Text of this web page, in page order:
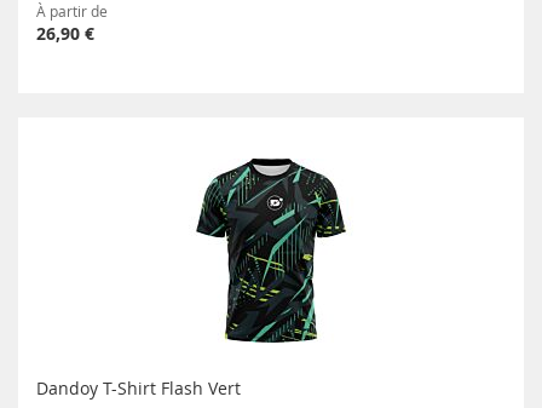
À partir de
26,90 €
Dandoy T-Shirt Flash Vert